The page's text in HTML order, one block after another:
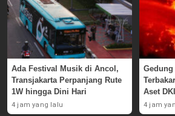
Ada Festival Musik di Ancol,
Transjakarta Perpanjang Rute
1W hingga Dini Hari
4 jam yang lalu
Gedung
Aset
4 jam